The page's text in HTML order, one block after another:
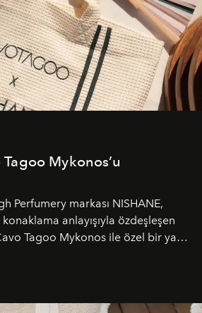
Mykonos’u
Perfumery markası NISHANE,
anlayışıyla özdeşleşen
Tagoo Mykonos ile özel bir yaz
Cavo Tagoo’daki varlığını